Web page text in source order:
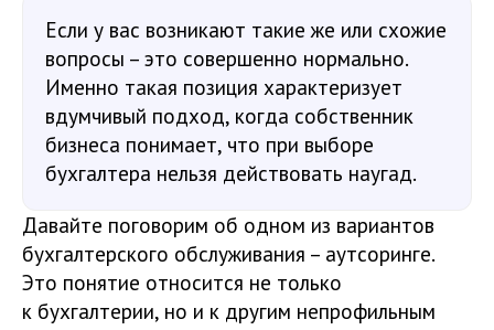
Если у вас возникают такие же или схожие
вопросы – это совершенно нормально.
Именно такая позиция характеризует
вдумчивый подход, когда собственник
бизнеса понимает, что при выборе
бухгалтера нельзя действовать наугад.
Давайте поговорим об одном из вариантов
бухгалтерского обслуживания – аутсоринге.
Это понятие относится не только
к бухгалтерии, но и к другим непрофильным